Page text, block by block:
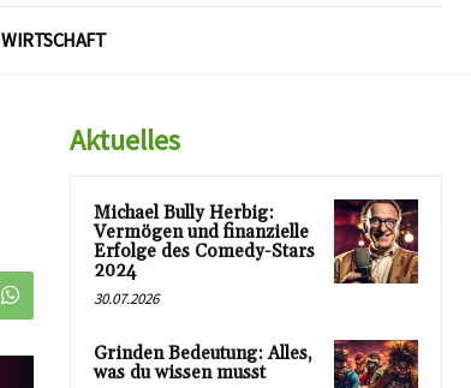
WIRTSCHAFT
Aktuelles
Michael Bully Herbig:
Vermögen und finanzielle
Erfolge des Comedy-Stars
2024
30.07.2026
Grinden Bedeutung: Alles,
was du wissen musst